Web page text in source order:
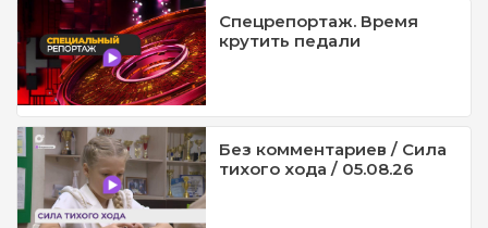
Спецрепортаж. Время
крутить педали
Без комментариев / Сила
тихого хода / 05.08.26